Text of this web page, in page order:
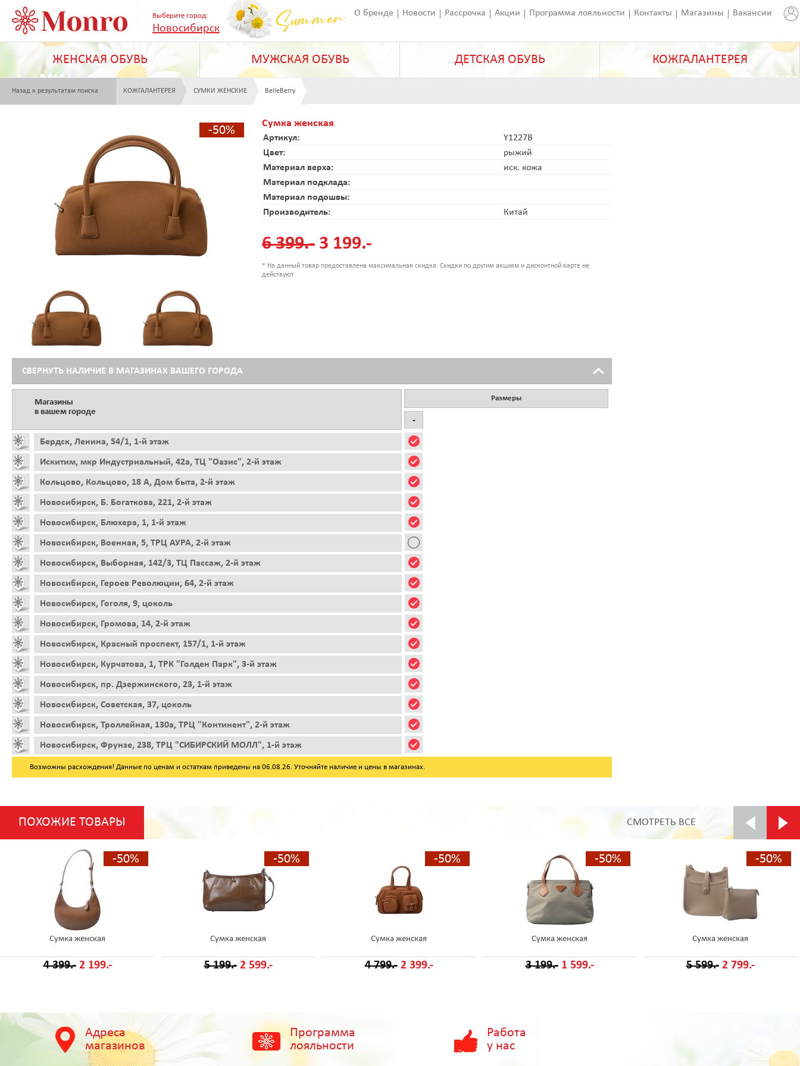
Выберите город:
Новосибирск
О бренде Новости Рассрочка Акции Программа лояльности Контакты Магазины Вакансии
ЖЕНСКАЯ ОБУВЬ МУЖСКАЯ ОБУВЬ ДЕТСКАЯ ОБУВЬ КОЖГАЛАНТЕРЕЯ
Назад к результатам поиска КОЖГАЛАНТЕРЕЯ СУМКИ ЖЕНСКИЕ BelleBerry
-50%
Сумка женская
Артикул:
Y1227B
Цвет:
рыжий
Материал верха:
иск. кожа
Материал подклада:
Материал подошвы:
Производитель:
Китай
6 399.- 3 199.-
* На данный товар предоставлена максимальная скидка. Скидки по другим акциям и дисконтной карте не
действуют.
СВЕРНУТЬ НАЛИЧИЕ В МАГАЗИНАХ ВАШЕГО ГОРОДА
Магазины
в вашем городе
Бердск, Ленина, 54/1, 1-й этаж
Искитим, мкр Индустриальный, 42а, ТЦ "Оазис", 2-й этаж
Кольцово, Кольцово, 18 А, Дом быта, 2-й этаж
Новосибирск, Б. Богаткова, 221, 2-й этаж
Новосибирск, Блюхера, 1, 1-й этаж
Новосибирск, Военная, 5, ТРЦ АУРА, 2-й этаж
Новосибирск, Выборная, 142/3, ТЦ Пассаж, 2-й этаж
Новосибирск, Героев Революции, 64, 2-й этаж
Новосибирск, Гоголя, 9, цоколь
Новосибирск, Громова, 14, 2-й этаж
Новосибирск, Красный проспект, 157/1, 1-й этаж
Новосибирск, Курчатова, 1, ТРК "Голден Парк", 3-й этаж
Новосибирск, пр. Дзержинского, 23, 1-й этаж
Новосибирск, Советская, 37, цоколь
Новосибирск, Троллейная, 130а, ТРЦ "Континент", 2-й этаж
Новосибирск, Фрунзе, 238, ТРЦ "СИБИРСКИЙ МОЛЛ", 1-й этаж
Размеры
-
Возможны расхождения! Данные по ценам и остаткам приведены на 06.08.26. Уточняйте наличие и цены в магазинах.
ПОХОЖИЕ ТОВАРЫ СМОТРЕТЬ ВСЕ
-50%
Сумка женская
4 399.- 2 199.-
-50%
Сумка женская
5 199.- 2 599.-
-50%
Сумка женская
4 799.- 2 399.-
-50%
Сумка женская
3 199.- 1 599.-
-50%
Сумка женская
5 599.- 2 799.-
Адреса
магазинов
Программа
лояльности
Работа
у нас